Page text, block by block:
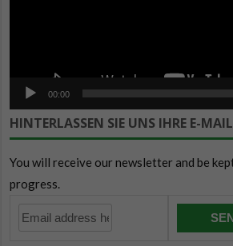
00:00
HINTERLASSEN SIE UNS IHRE E-MAIL